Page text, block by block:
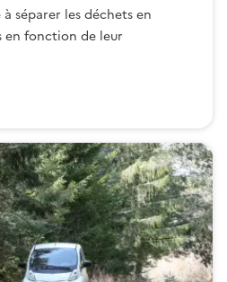
séparer les déchets en
en fonction de leur